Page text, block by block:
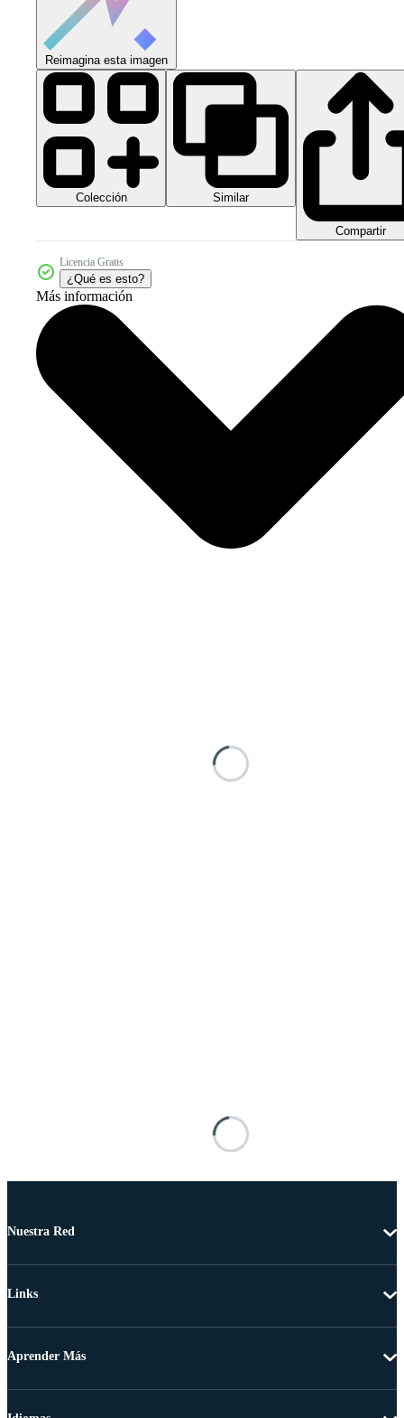
Reimagina esta imagen
Colección Similar
Compartir
Licencia Gratis
¿Qué es esto?
Más información
Nuestra Red
Links
Aprender Más